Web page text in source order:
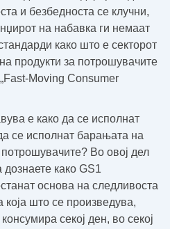
и безбедноста се клучни,
на набавка ги немаат
како што е секторот
продукти за потрошувачите
Moving Consumer
е како да се исполнат
се исполнат барањата на
потрошувачите? Во овој дел
како GS1
основа на следливоста
која што се произведува,
секој ден, во секој